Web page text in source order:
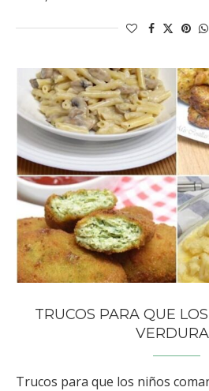
TRUCOS PARA QUE
Trucos para que los niños